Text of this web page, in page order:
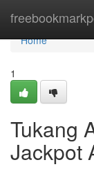
Home
Home
1
Tukang
Jackpot